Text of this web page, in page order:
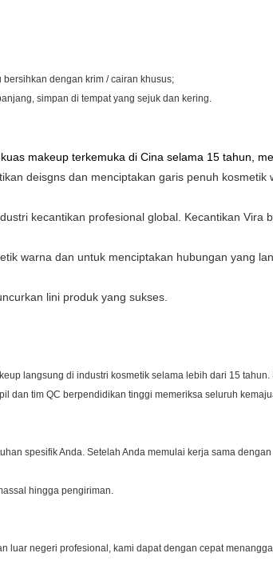
dengan krim / cairan khusus;
simpan di tempat yang sejuk dan kering.
makeup terkemuka di Cina selama 15 tahun,
deisgns dan menciptakan garis penuh kosmetik
kecantikan profesional global. Kecantikan Vira
warna dan untuk menciptakan hubungan yang
lini produk yang sukses.
langsung di industri kosmetik selama lebih dari 15
dan tim QC berpendidikan tinggi memeriksa seluruh
spesifik Anda. Setelah Anda memulai kerja sama
hingga pengiriman.
luar negeri profesional, kami dapat dengan cepat